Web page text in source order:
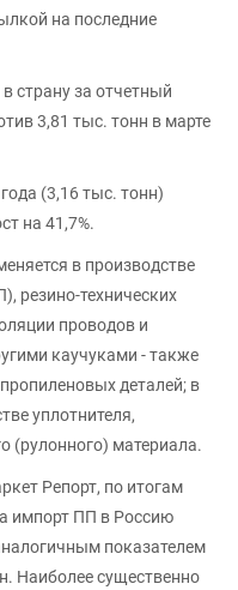
на последние
страну за отчетный
3,81 тыс. тонн в марте
(3,16 тыс. тонн)
на 41,7%.
в производстве
резино-технических
проводов и
каучуками - также
деталей; в
уплотнителя,
(рулонного) материала.
Репорт, по итогам
импорт ПП в Россию
показателем
Наиболее существенно